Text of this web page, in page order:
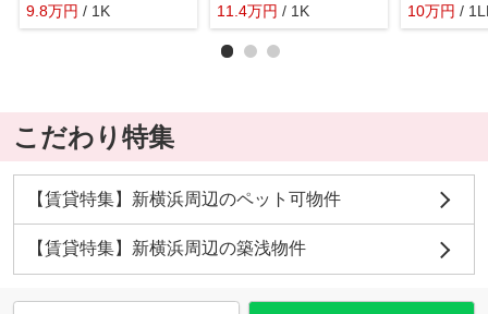
9.8万円 / 1K
11.4万円 / 1K
10万円 /
こだわり特集
【賃貸特集】新横浜周辺のペット可物件
【賃貸特集】新横浜周辺の築浅物件